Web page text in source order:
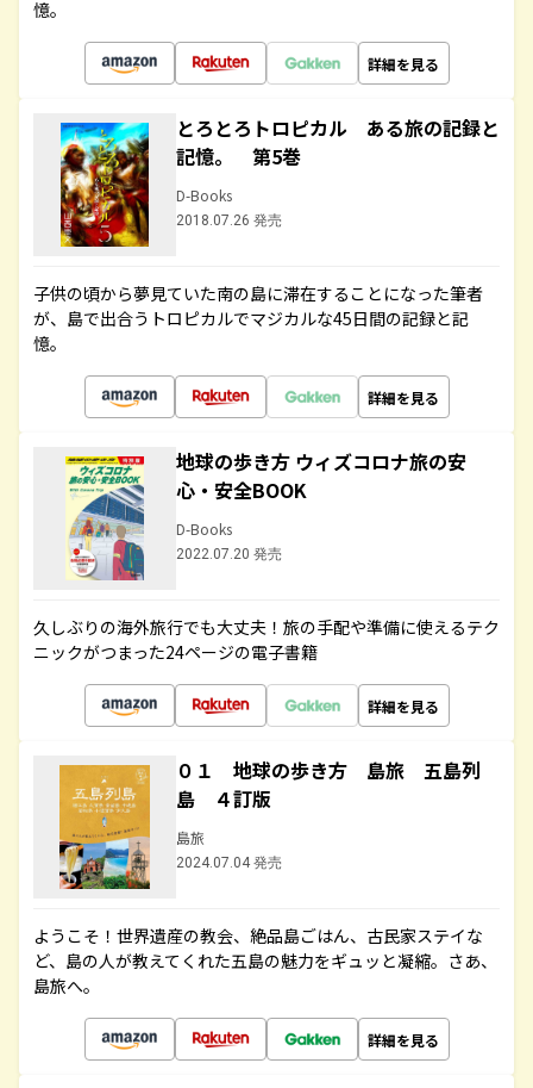
憶。
詳細を見る
とろとろトロピカル ある旅の記録と
記憶。 第5巻
D-Books
2018.07.26 発売
子供の頃から夢見ていた南の島に滞在することになった筆者
が、島で出合うトロピカルでマジカルな45日間の記録と記
憶。
詳細を見る
地球の歩き方 ウィズコロナ旅の安
心・安全BOOK
D-Books
2022.07.20 発売
久しぶりの海外旅行でも大丈夫！旅の手配や準備に使えるテク
ニックがつまった24ページの電子書籍
詳細を見る
０１ 地球の歩き方 島旅 五島列
島 ４訂版
島旅
2024.07.04 発売
ようこそ！世界遺産の教会、絶品島ごはん、古民家ステイな
ど、島の人が教えてくれた五島の魅力をギュッと凝縮。さあ、
島旅へ。
詳細を見る